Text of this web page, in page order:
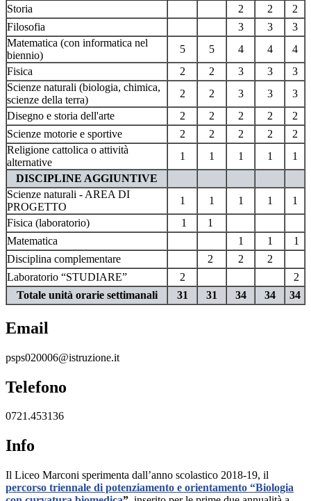
Storia 2 2
2
Filosofia
3 3
3
Matematica (con informatica nel
biennio)
5 5 4 4
4
Fisica
2 2 3 3
3
Scienze naturali (biologia, chimica,
scienze della terra)
2 2 3 3
3
Disegno e storia dell'arte
2 2 2 2
2
Scienze motorie e sportive
2 2 2 2
2
Religione cattolica o attività
alternative
1 1 1 1
1
DISCIPLINE AGGIUNTIVE
Scienze naturali - AREA DI
PROGETTO
1 1 1 1
1
Fisica (laboratorio)
1
1
Matematica
1 1
1
Disciplina complementare
2 2
2
Laboratorio “STUDIARE”
2
2
Totale unità orarie settimanali
31 31 34 34 34
Email
psps020006@istruzione.it
Telefono
0721.453136
Info
Il Liceo Marconi sperimenta dall’anno scolastico 2018-19, il
percorso triennale di potenziamento e orientamento “Biologia